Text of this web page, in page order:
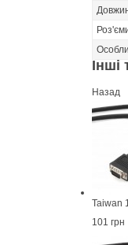
Інші
Назад
Taiwan
101 грн